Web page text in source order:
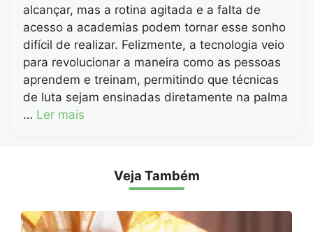
alcançar, mas a rotina agitada e a falta de
acesso a academias podem tornar esse sonho
difícil de realizar. Felizmente, a tecnologia veio
para revolucionar a maneira como as pessoas
aprendem e treinam, permitindo que técnicas
de luta sejam ensinadas diretamente na palma
… Ler mais
Veja Também